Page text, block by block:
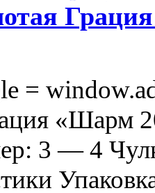
=
«Шарм
3 — 4